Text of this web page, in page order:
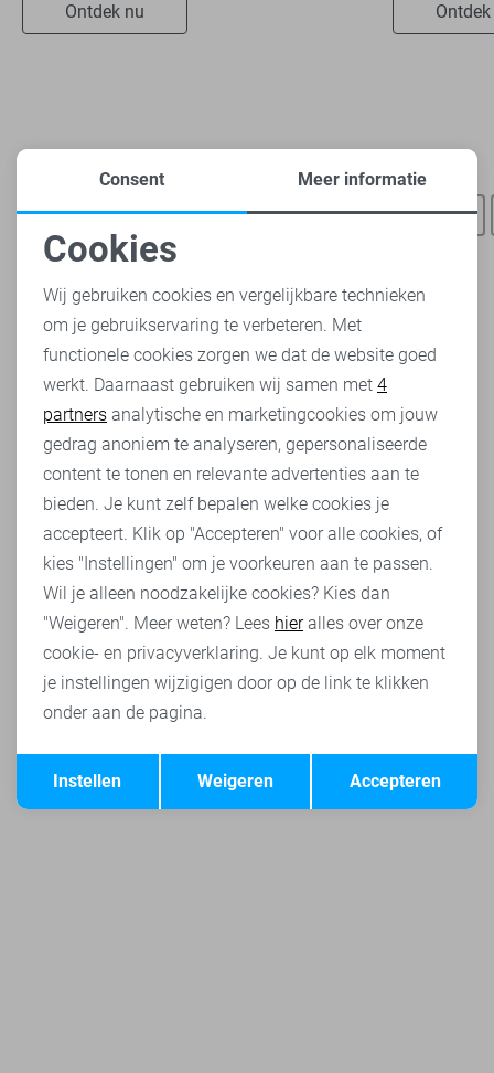
Ontdek nu
Heb je dit al eens bekeken?
Freequent blouses Freequent truien Freequent t-shirts
Noodzakelijke cookies
Personalisatie cookies
Analytische cookies
Marketing cookies
Terug Opslaan
Consent Meer informatie
Cookies
Wij gebruiken cookies en vergelijkbare technieken
om je gebruikservaring te verbeteren. Met
functionele cookies zorgen we dat de website goed
werkt. Daarnaast gebruiken wij samen met 4
partners analytische en marketingcookies om jouw
gedrag anoniem te analyseren, gepersonaliseerde
content te tonen en relevante advertenties aan te
bieden. Je kunt zelf bepalen welke cookies je
accepteert. Klik op "Accepteren" voor alle cookies, of
kies "Instellingen" om je voorkeuren aan te passen.
Wil je alleen noodzakelijke cookies? Kies dan
"Weigeren". Meer weten? Lees hieralles over onze
cookie- en privacyverklaring. Je kunt op elk moment
je instellingen wijzigigen door op de link te klikken
onder aan de pagina.
Accepteren
Weigeren
Instellen